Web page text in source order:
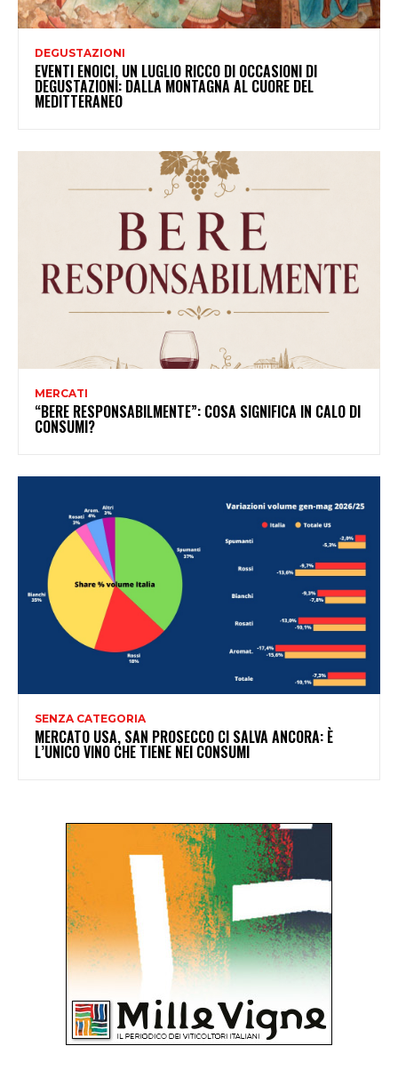
DEGUSTAZIONI
EVENTI ENOICI, UN LUGLIO RICCO DI OCCASIONI DI
DEGUSTAZIONI: DALLA MONTAGNA AL CUORE DEL
MEDITTERANEO
MERCATI
“BERE RESPONSABILMENTE”: COSA SIGNIFICA IN CALO DI
CONSUMI?
SENZA CATEGORIA
MERCATO USA, SAN PROSECCO CI SALVA ANCORA: È
L’UNICO VINO CHE TIENE NEI CONSUMI